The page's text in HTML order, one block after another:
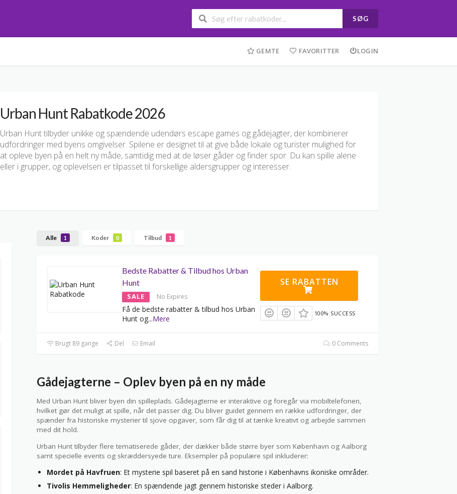
SØG
GEMTE FAVORITTER LOGIN
Urban Hunt Rabatkode 2026
Urban Hunt tilbyder unikke og spændende udendørs escape games og gådejagter, der kombinerer
udfordringer med byens omgivelser. Spilene er designet til at give både lokale og turister mulighed for
at opleve byen på en helt ny måde, samtidig med at de løser gåder og finder spor. Du kan spille alene
eller i grupper, og oplevelsen er tilpasset til forskellige aldersgrupper og interesser.
Alle 1 Koder 0 Tilbud 1
Bedste Rabatter & Tilbud hos Urban
Hunt
SALE No Expires
Få de bedste rabatter & tilbud hos Urban
Hunt og...Mere
SE RABATTEN
100% SUCCESS
Brugt 89 gange Del Email 0 Comments
Gådejagterne – Oplev byen på en ny måde
Med Urban Hunt bliver byen din spilleplads. Gådejagterne er interaktive og foregår via mobiltelefonen,
hvilket gør det muligt at spille, når det passer dig. Du bliver guidet gennem en række udfordringer, der
spænder fra historiske mysterier til sjove opgaver, som får dig til at tænke kreativt og arbejde sammen
med dit hold.
Urban Hunt tilbyder flere tematiserede gåder, der dækker både større byer som København og Aalborg
samt specielle events og skræddersyede ture. Eksempler på populære spil inkluderer:
Mordet på Havfruen: Et mysterie spil baseret på en sand historie i Københavns ikoniske områder.
Tivolis Hemmeligheder: En spændende jagt gennem historiske steder i Aalborg.